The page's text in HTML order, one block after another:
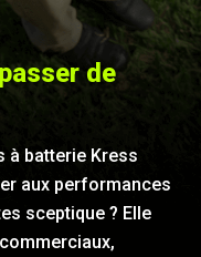
de
à batterie Kress
aux performances
sceptique ? Elle